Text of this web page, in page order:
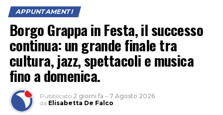
“Un’occasione per vivere la natura al calar del sole e
scoprire le meraviglie del cielo notturno tra stelle,
costellazioni e pianeti”, è l’invito della Fondazione
Caetani. Nel parco naturale non c’è inquinamento
luminoso e la volta celeste appare ancora più
spettacolare.
APPUNTAMENTI
Borgo Grappa in Festa, il successo
continua: un grande finale tra
cultura, jazz, spettacoli e musica
fino a domenica.
Pubblicato 2 giorni fa – 7 Agosto 2026
da Elisabetta De Falco